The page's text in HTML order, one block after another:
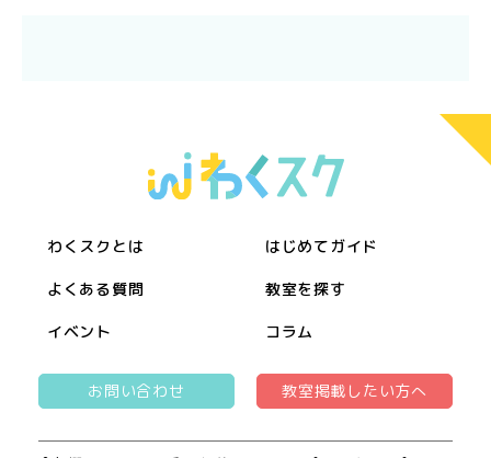
わくスクとは はじめてガイド
よくある質問 教室を探す
イベント コラム
お問い合わせ 教室掲載したい方へ